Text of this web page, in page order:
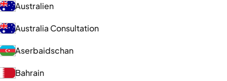
Australien
Australia Consultation
Aserbaidschan
Bahrain